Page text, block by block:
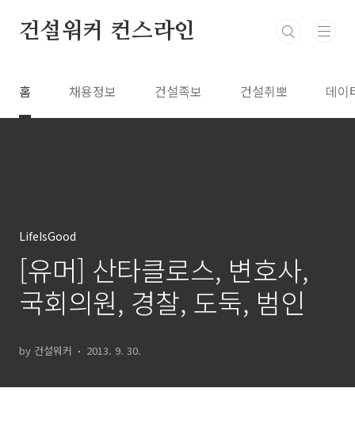
건설워커 컨스라인
홈 채용정보 건설족보 건설취뽀 데이
LifeIsGood
[유머] 산타클로스, 변호사,
국회의원, 경찰, 도둑, 범인
by 건설워커 2013. 9. 30.